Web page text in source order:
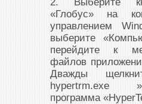
«Глобус» на
управлением
выберите
перейдите к
файлов
Дважды
hypertrm.exe
программа